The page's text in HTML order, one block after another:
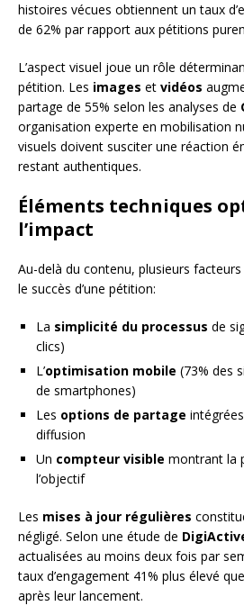
histoires vécues obtiennent un taux
de 62% par rapport aux pétitions
L’aspect visuel joue un rôle
pétition. Les images et vidéos
partage de 55% selon les analyses de
organisation experte en mobilisation
visuels doivent susciter une réaction
restant authentiques.
Éléments techniques
l’impact
Au-delà du contenu, plusieurs
le succès d’une pétition:
La simplicité du processus de
clics)
L’optimisation mobile (73% des
de smartphones)
Les options de partage
diffusion
Un compteur visible montrant la
l’objectif
Les mises à jour régulières
négligé. Selon une étude de
actualisées au moins deux fois par
taux d’engagement 41% plus élevé
après leur lancement.